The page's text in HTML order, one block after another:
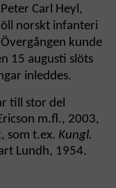
Carl Heyl,
norskt infanteri
kunde
15 augusti slöts
inleddes.
till stor del
m.fl., 2003,
som t.ex. Kungl.
Lundh, 1954.